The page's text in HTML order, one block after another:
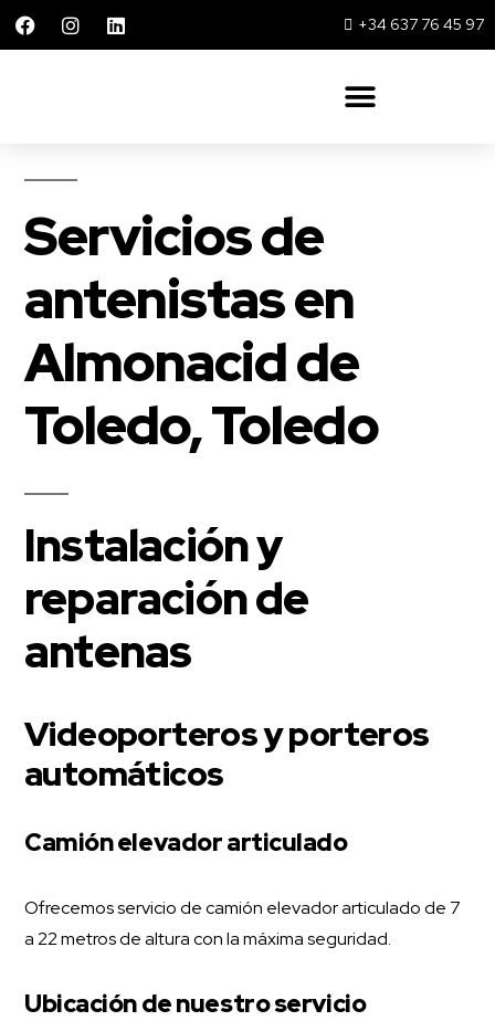
+34 637 76 45 97
Servicios de
antenistas en
Almonacid de
Toledo, Toledo
Instalación y
reparación de
antenas
Videoporteros y porteros
automáticos
Camión elevador articulado
Ofrecemos servicio de camión elevador articulado de 7
a 22 metros de altura con la máxima seguridad.
Ubicación de nuestro servicio